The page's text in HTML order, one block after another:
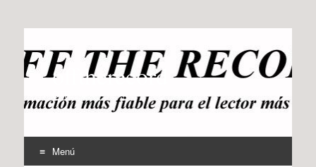
offtherecord
OTR
Menú